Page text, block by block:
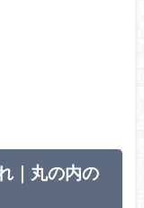
｜丸の内の